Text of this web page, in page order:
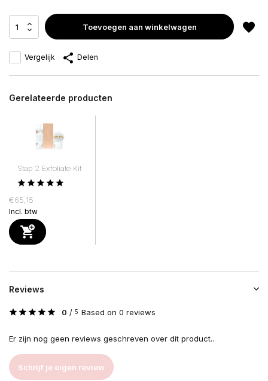
Toevoegen aan winkelwagen
Vergelijk Delen
Gerelateerde producten
Stap 2 Exfoliate Kit
€65,15
Incl. btw
Reviews
0 / 5 Based on 0 reviews
Er zijn nog geen reviews geschreven over dit product..
Schrijf je eigen review